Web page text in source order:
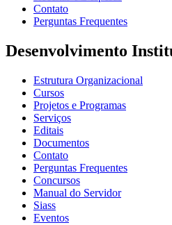
Contato
Perguntas Frequentes
Desenvolvimento
Estrutura Organizacional
Cursos
Projetos e Programas
Serviços
Editais
Documentos
Contato
Perguntas Frequentes
Concursos
Manual do Servidor
Siass
Eventos